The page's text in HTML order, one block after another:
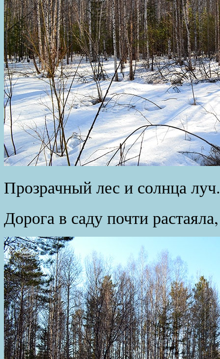
Прозрачный лес и солнца луч.
Дорога в саду почти